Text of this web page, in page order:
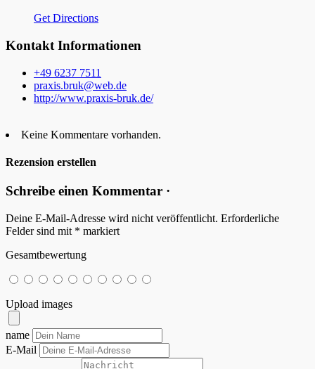
Get Directions
Kontakt Informationen
+49 6237 7511
praxis.bruk@web.de
http://www.praxis-bruk.de/
Keine Kommentare vorhanden.
Rezension erstellen
Schreibe einen Kommentar ·
Deine E-Mail-Adresse wird nicht veröffentlicht. Erforderliche
Felder sind mit * markiert
Gesamtbewertung
Upload images
name
E-Mail